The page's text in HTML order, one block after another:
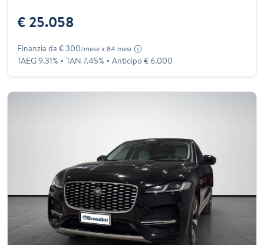
€ 25.058
Finanzia da € 300/mese x 84 mesi
TAEG 9.31% TAN 7.45% Anticipo € 6.000